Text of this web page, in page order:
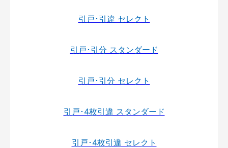
引戸･引違 セレクト
引戸･引分 スタンダード
引戸･引分 セレクト
引戸･4枚引違 スタンダード
引戸･4枚引違 セレクト